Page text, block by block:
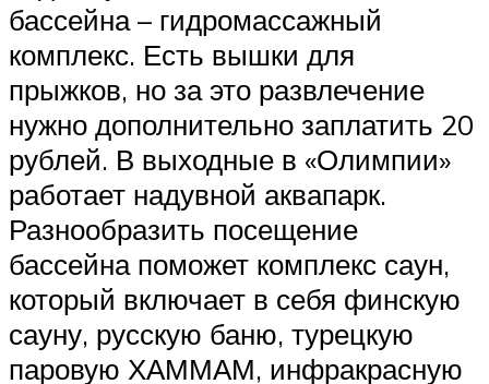
бассейна – гидромассажный
комплекс. Есть вышки для
прыжков, но за это развлечение
нужно дополнительно заплатить 20
рублей. В выходные в «Олимпии»
работает надувной аквапарк.
Разнообразить посещение
бассейна поможет комплекс саун,
который включает в себя финскую
сауну, русскую баню, турецкую
паровую ХАММАМ, инфракрасную